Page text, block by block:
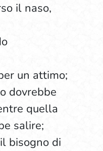
il naso,
un attimo;
dovrebbe
quella
salire;
bisogno di